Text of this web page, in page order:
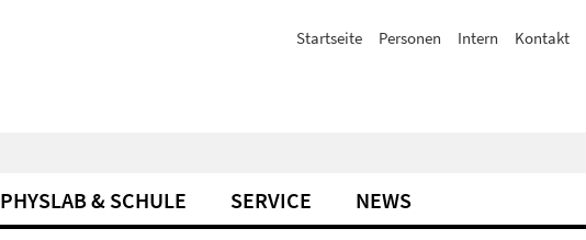
Startseite Personen Intern Kontakt
PHYSLAB & SCHULE SERVICE NEWS